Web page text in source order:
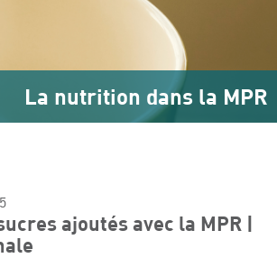
La nutrition dans la MPR
ajoutés avec la MPR |